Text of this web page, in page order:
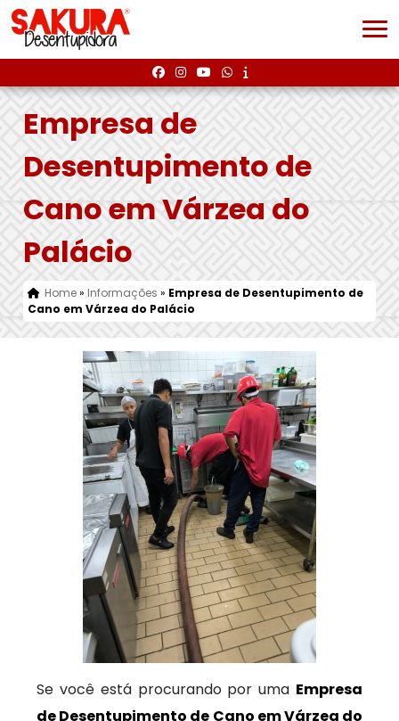
Empresa de
Desentupimento de
Cano em Várzea do
Palácio
Home» Informações » Empresa de Desentupimento de
Cano em Várzea do Palácio
Se você está procurando por uma Empresa
de Desentupimento de Cano em Várzea do